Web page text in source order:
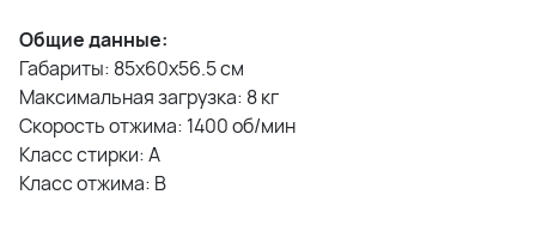
Общие данные:
Габариты: 85x60x56.5 см
Максимальная загрузка: 8 кг
Скорость отжима: 1400 об/мин
Класс стирки: A
Класс отжима: B